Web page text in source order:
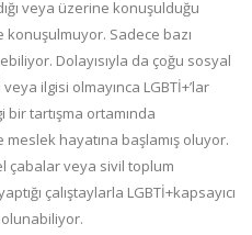
veya üzerine konuşulduğu
konuşulmuyor. Sadece bazı
Dolayısıyla da çoğu sosyal
ilgisi olmayınca LGBTİ+’lar
tartışma ortamında
hayatına başlamış oluyor.
çabalar veya sivil toplum
çalıştaylarla LGBTİ+kapsayıcı